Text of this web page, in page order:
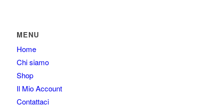
MENU
Home
Chi siamo
Shop
Il Mio Account
Contattaci